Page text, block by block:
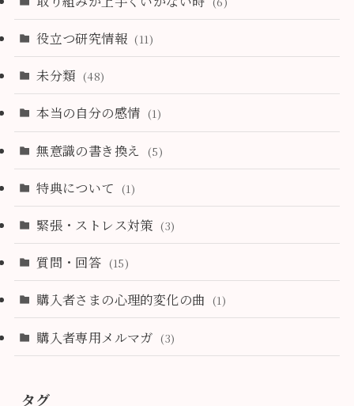
役立つ研究情報 (11)
未分類 (48)
本当の自分の感情 (1)
無意識の書き換え (5)
特典について (1)
緊張・ストレス対策 (3)
質問・回答 (15)
購入者さまの心理的変化の曲 (1)
購入者専用メルマガ (3)
タグ